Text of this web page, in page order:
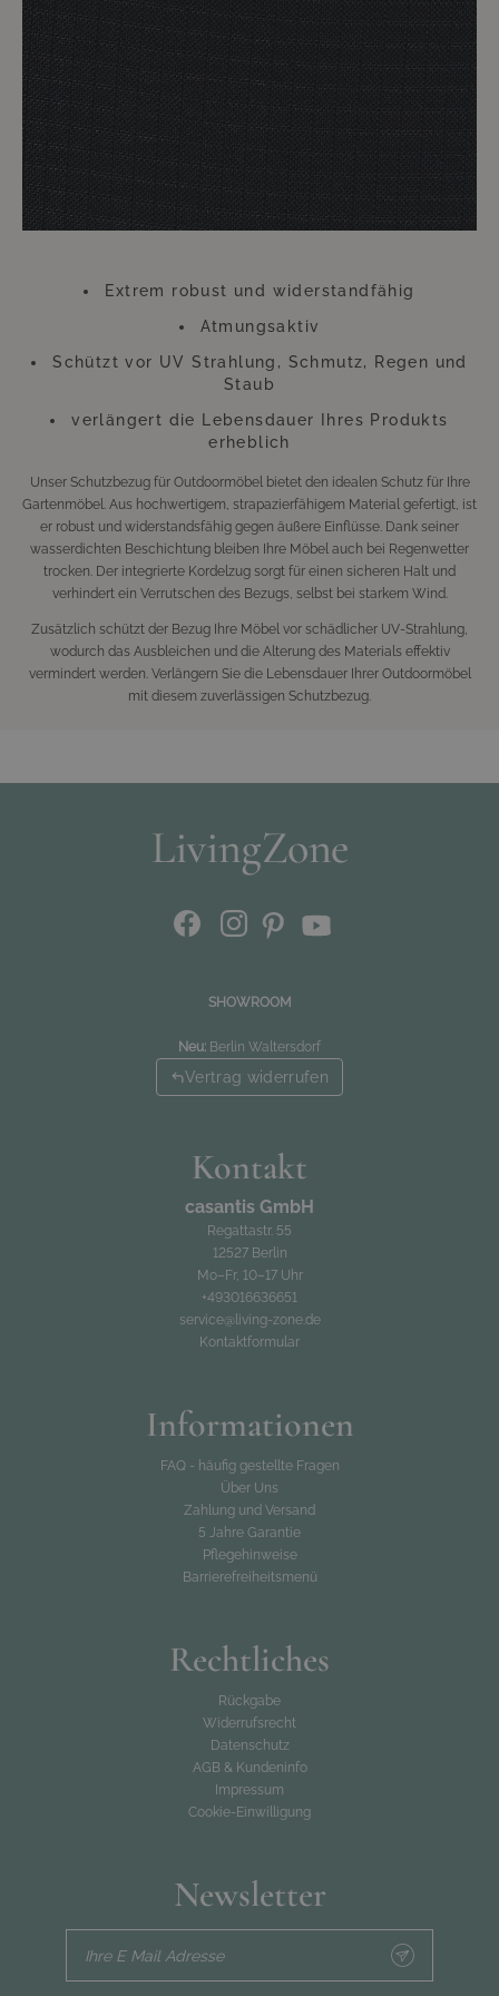
Handumdrehen erledigt. Der dadurch zu erzielende Nutzen hält ungleich
länger an. Die Überwürfe trotzen zu heftiger Einstrahlung von Sonne und
anderen ungünstigen Wetterverhältnissen. Gerade an diesem Zubehör
sollten Sie also keinesfalls sparen. Diese kleine Investition wird sich
Hundertfach auszahlen, so dass Sie sich lange Zeit an Ihren wie neu
aussehenden Möbeln werden erfreuen können.
Bitte beachten Sie, dass sich die Überzüge aufgrund der UV-Strahlung
farblich verändern können. Dies beeinträchtigt jedoch weder die
Funktion, noch die Langlebigkeit des Überzugs. Der Überzug besteht aus
Polyester.
Extrem robust und widerstandfähig
Atmungsaktiv
Schützt vor UV Strahlung, Schmutz, Regen und
Staub
verlängert die Lebensdauer Ihres Produkts
erheblich
Unser Schutzbezug für Outdoormöbel bietet den idealen Schutz für Ihre
Gartenmöbel. Aus hochwertigem, strapazierfähigem Material gefertigt, ist
er robust und widerstandsfähig gegen äußere Einflüsse. Dank seiner
wasserdichten Beschichtung bleiben Ihre Möbel auch bei Regenwetter
trocken. Der integrierte Kordelzug sorgt für einen sicheren Halt und
verhindert ein Verrutschen des Bezugs, selbst bei starkem Wind.
Zusätzlich schützt der Bezug Ihre Möbel vor schädlicher UV-Strahlung,
wodurch das Ausbleichen und die Alterung des Materials effektiv
vermindert werden. Verlängern Sie die Lebensdauer Ihrer Outdoormöbel
mit diesem zuverlässigen Schutzbezug.
SHOWROOM
Neu: Berlin Waltersdorf
Vertrag widerrufen
Kontakt
casantis GmbH
Regattastr. 55
12527 Berlin
Mo–Fr, 10–17 Uhr
+493016636651
service@living-zone.de
Kontaktformular
Informationen
FAQ - häufig gestellte Fragen
Über Uns
Zahlung und Versand
5 Jahre Garantie
Pflegehinweise
Barrierefreiheitsmenü
Rechtliches
Rückgabe
Widerrufsrecht
Datenschutz
AGB & Kundeninfo
Impressum
Cookie-Einwilligung
Newsletter
Ihre E Mail Adresse